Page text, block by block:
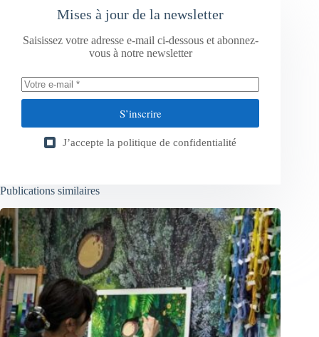
Mises à jour de la newsletter
Saisissez votre adresse e-mail ci-dessous et abonnez-
vous à notre newsletter
S’inscrire
J’accepte la politique de confidentialité
Publications similaires